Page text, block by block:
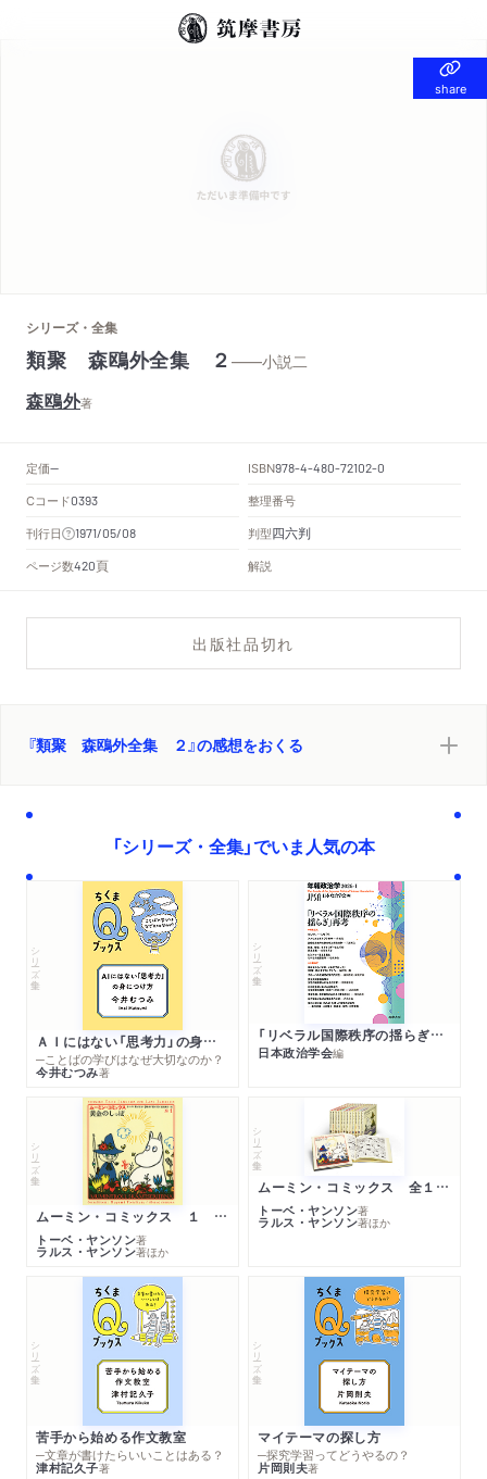
share
share
シリーズ・全集
類聚 森鴎外全集 ２ ——小説二
森鴎外著
定価-- ISBN978-4-480-72102-0
Cコード0393
整理番号
刊行日
1971/05/08 判型四六判
ページ数420頁 解説
出版社品切れ
『類聚 森鴎外全集 ２』の感想をおくる
「シリーズ・全集」でいま人気の本
シリーズ・全集
ＡＩにはない「思考力」の身につけ方
─ことばの学びはなぜ大切なのか？
今井むつみ著
シリーズ・全集
「リベラル国際秩序の揺らぎ」再考 年報政治学２０２６‐Ⅰ
日本政治学会編
シリーズ・全集
ムーミン・コミックス １ 黄金のしっぽ
トーベ・ヤンソン著
ラルス・ヤンソン著ほか
シリーズ・全集
ムーミン・コミックス 全１４巻セット
トーベ・ヤンソン著
ラルス・ヤンソン著ほか
シリーズ・全集
苦手から始める作文教室
─文章が書けたらいいことはある？
津村記久子著
シリーズ・全集
マイテーマの探し方
─探究学習ってどうやるの？
片岡則夫著